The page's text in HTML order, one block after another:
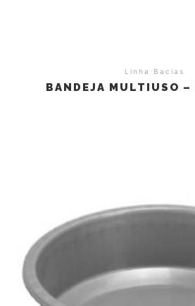
Linha Bacias
BANDEJA MULTIUSO